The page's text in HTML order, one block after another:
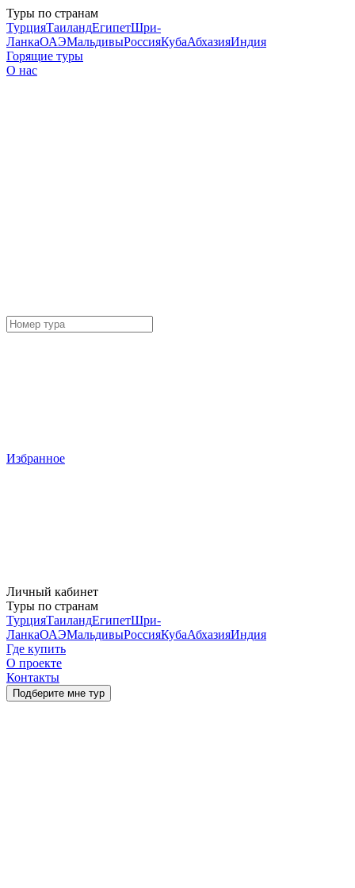
Туры по странам
ТурцияТаиландЕгипетШри-
ЛанкаОАЭМальдивыРоссияКубаАбхазияИндия
Горящие туры
О нас
Избранное
Личный кабинет
Туры по странам
ТурцияТаиландЕгипетШри-
ЛанкаОАЭМальдивыРоссияКубаАбхазияИндия
Где купить
О проекте
Контакты
Подберите мне тур